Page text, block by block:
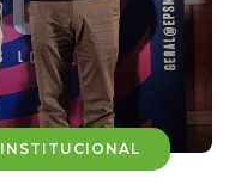
INSTITUCIONAL